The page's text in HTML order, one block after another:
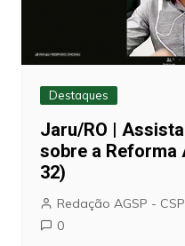
Destaques
Jaru/RO |
sobre a Reforma
32)
Redação AGSP -
0